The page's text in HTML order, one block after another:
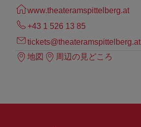
www.theateramspittelberg.at
+43 1 526 13 85
tickets@theateramspittelberg.at
地図
周辺の見どころ